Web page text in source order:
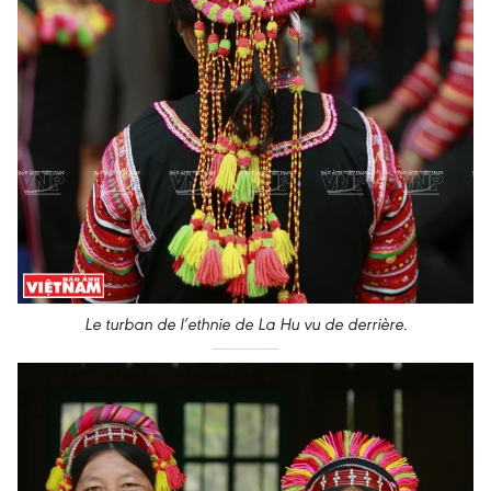
Le turban de l’ethnie de La Hu vu de derrière.